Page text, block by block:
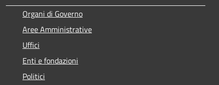
Organi di Governo
Aree Amministrative
Uffici
Enti e fondazioni
Politici